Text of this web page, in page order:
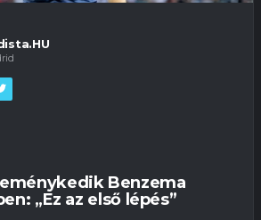
Benzema
„Ez az első lépés”